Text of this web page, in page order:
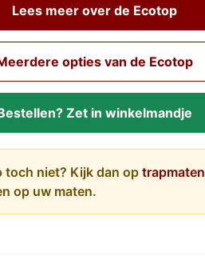
Lees meer over de Ecotop
opties van de Ecotop
Zet in winkelmandje
toch niet? Kijk dan op trapmaten
op uw maten.